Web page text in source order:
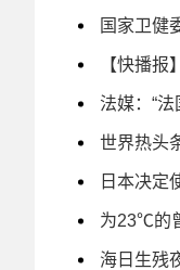
国家卫健
【快播
法媒：“
世界热头
日本决定
为23℃的
海日生残